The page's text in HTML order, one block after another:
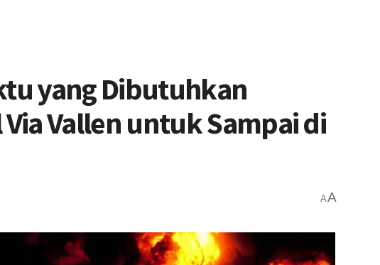
yang Dibutuhkan
Vallen untuk Sampai di
AA